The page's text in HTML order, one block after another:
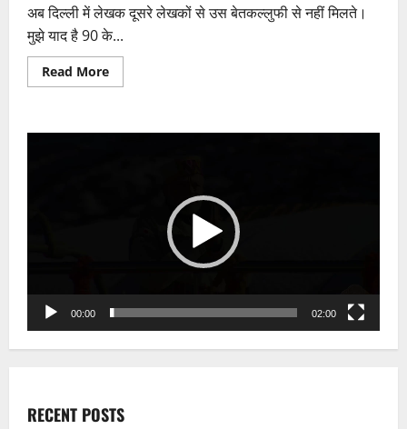
अब दिल्ली में लेखक दूसरे लेखकों से उस बेतकल्लुफी से नहीं मिलते।
मुझे याद है 90 के...
Read MoreRead
more
में
00:00 02:00
RECENT POSTS